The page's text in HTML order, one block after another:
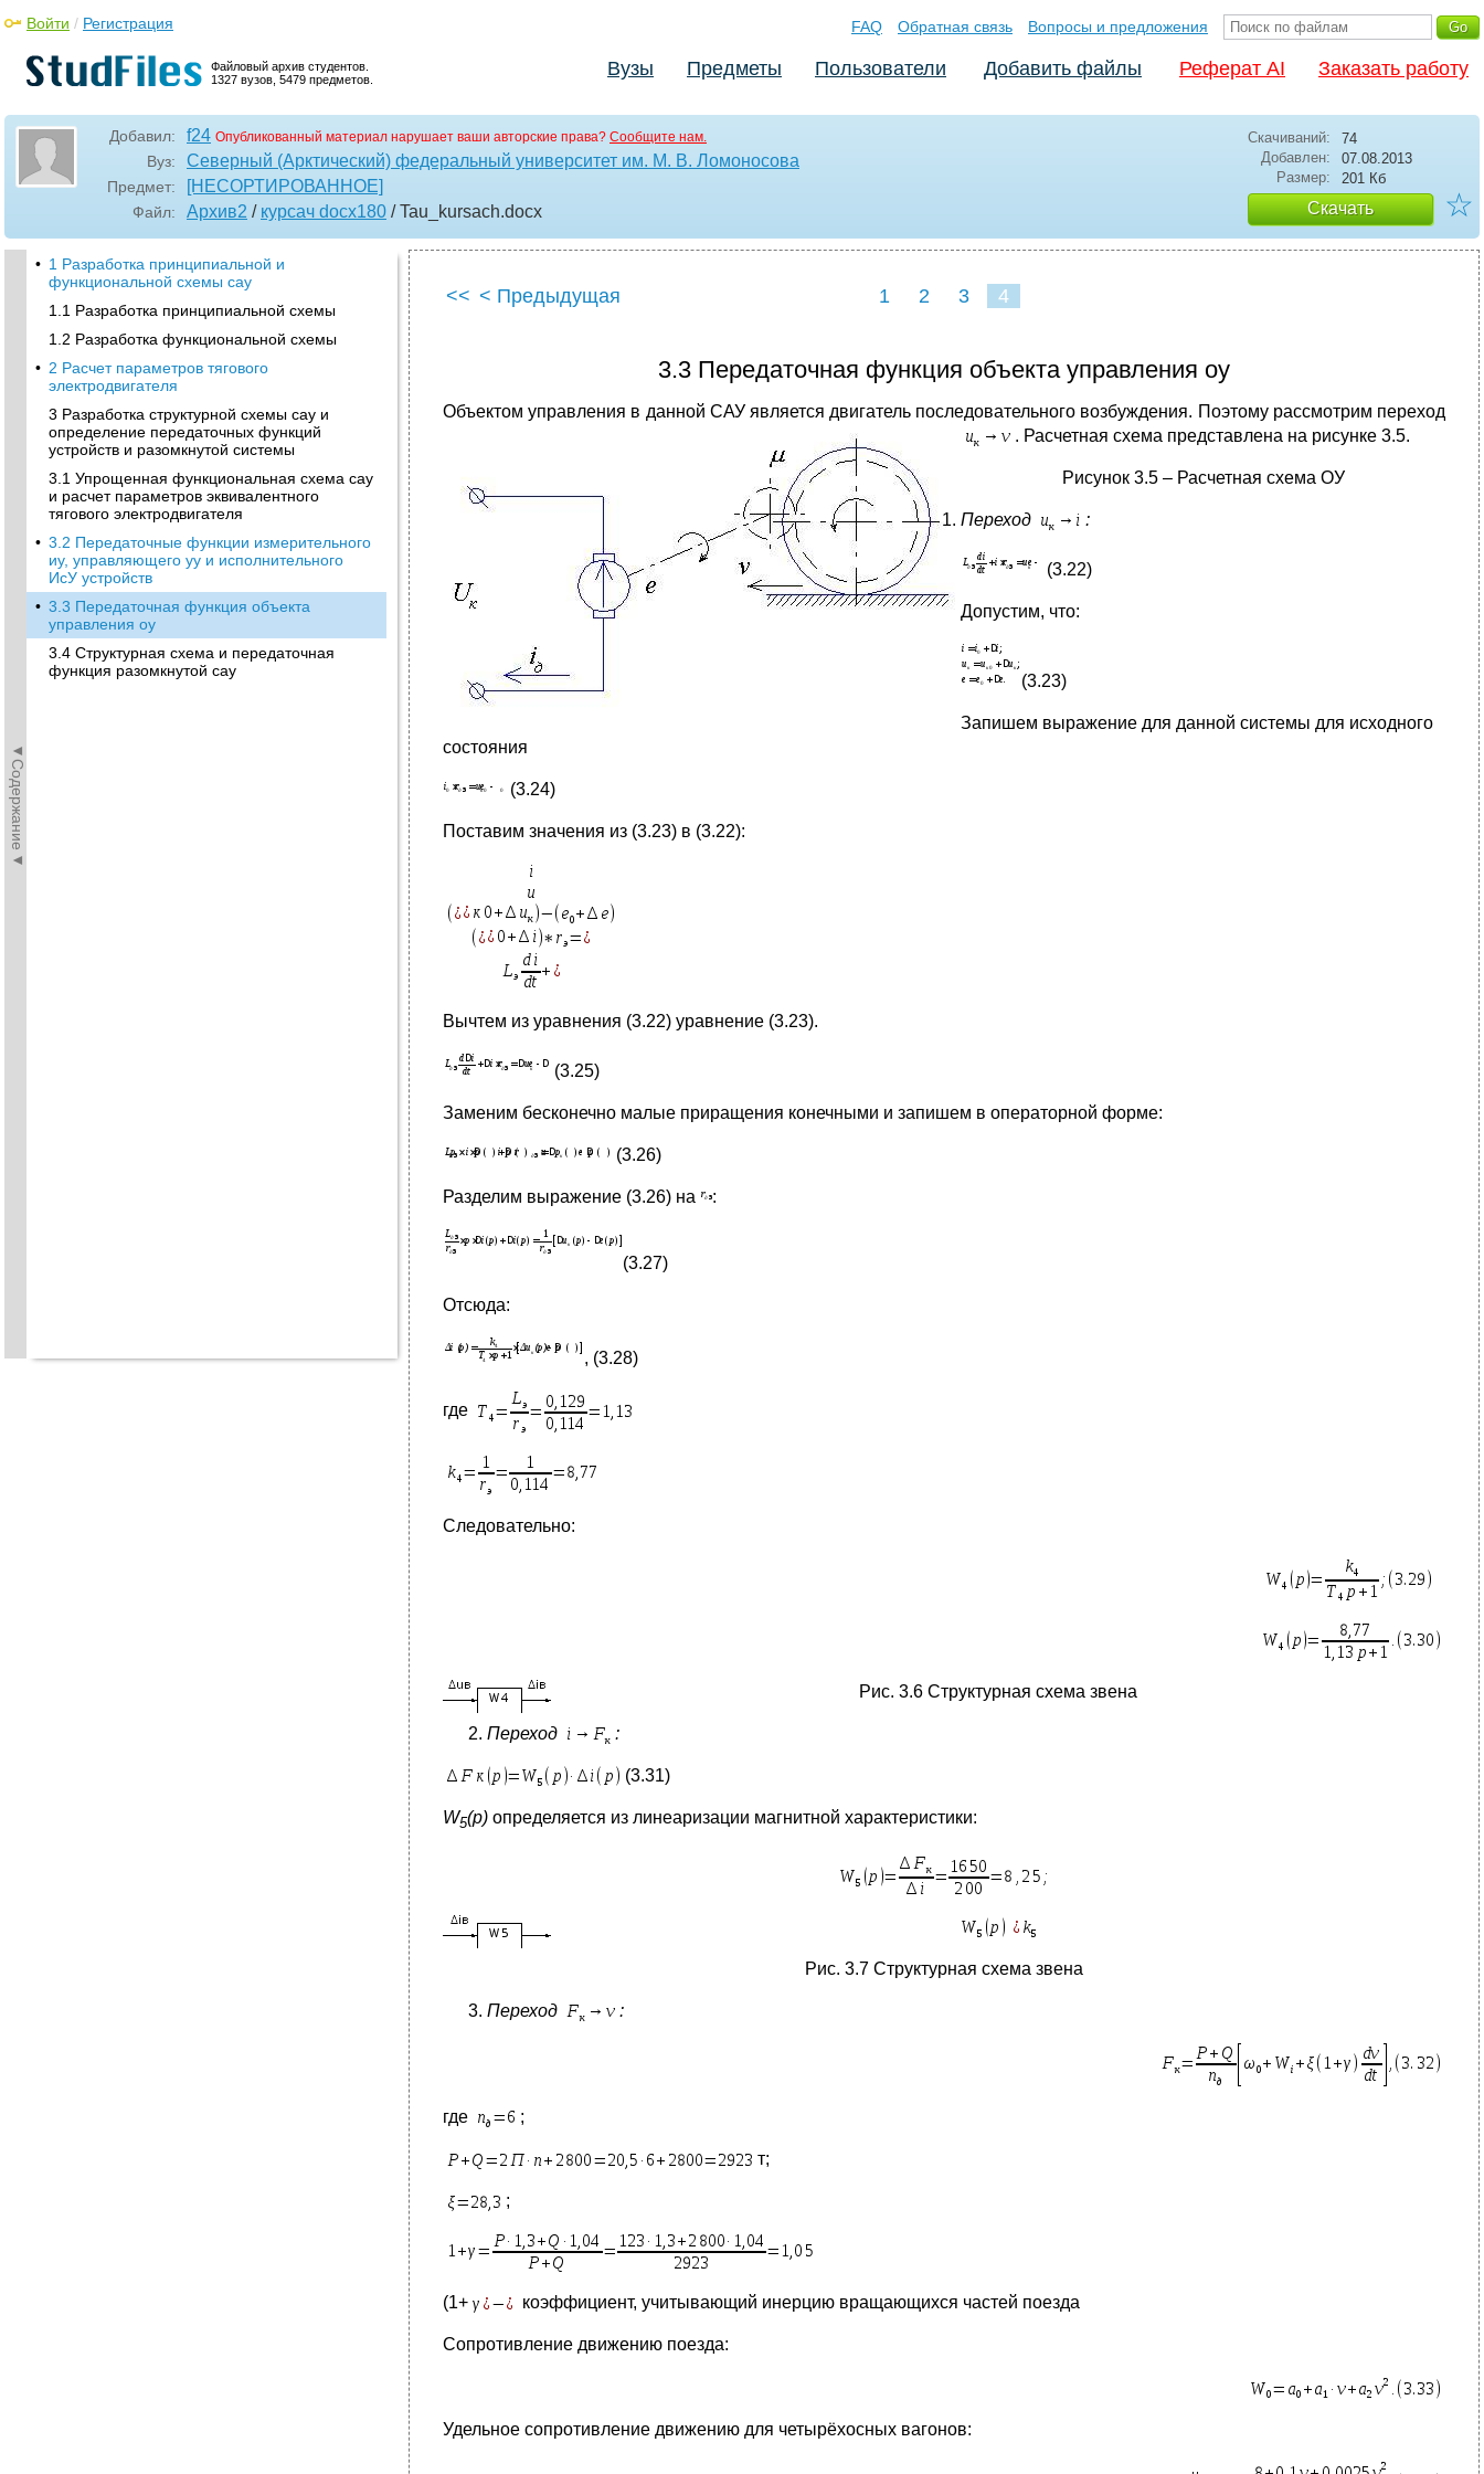
Файловый архив студентов.
1327 вузов, 5479 предметов.
Войти / Регистрация FAQ Обратная связь Вопросы и предложения
Вузы Предметы Пользователи Добавить файлы Реферат AI Заказать работу
Добавил: f24 Опубликованный материал нарушает ваши авторские права? Сообщите нам.
Вуз: Северный (Арктический) федеральный университет им. М. В. Ломоносова
Предмет: [НЕСОРТИРОВАННОЕ]
Файл: Архив2 / курсач docx180 / Tau_kursach.docx
Скачиваний:
74
Добавлен:
07.08.2013
Размер:
201 Кб
Скачать ☆
◄Содержание◄
• 1 Разработка принципиальной и
функциональной схемы сау
1.1 Разработка принципиальной схемы
1.2 Разработка функциональной схемы
• 2 Расчет параметров тягового
электродвигателя
3 Разработка структурной схемы сау и
определение передаточных функций
устройств и разомкнутой системы
3.1 Упрощенная функциональная схема сау
и расчет параметров эквивалентного
тягового электродвигателя
• 3.2 Передаточные функции измерительного
иу, управляющего уу и исполнительного
ИсУ устройств
• 3.3 Передаточная функция объекта
управления оу
3.4 Структурная схема и передаточная
функция разомкнутой сау
<< < Предыдущая 1 2 3 4
3.3 Передаточная функция объекта управления оу
Объектом управления в данной САУ является двигатель последовательного возбуждения. Поэтому рассмотрим переход
. Расчетная схема представлена на рисунке 3.5.
Рисунок 3.5 – Расчетная схема ОУ
Переход :
(3.22)
Допустим, что:
(3.23)
Запишем выражение для данной системы для исходного
состояния
(3.24)
Поставим значения из (3.23) в (3.22):
Вычтем из уравнения (3.22) уравнение (3.23).
(3.25)
Заменим бесконечно малые приращения конечными и запишем в операторной форме:
(3.26)
Разделим выражение (3.26) на :
(3.27)
Отсюда:
, (3.28)
где
Следовательно:
Рис. 3.6 Структурная схема звена
Переход :
(3.31)
W5(p) определяется из линеаризации магнитной характеристики:
Рис. 3.7 Структурная схема звена
Переход :
где ;
т;
;
(1+ коэффициент, учитывающий инерцию вращающихся частей поезда
Сопротивление движению поезда:
Удельное сопротивление движению для четырёхосных вагонов: